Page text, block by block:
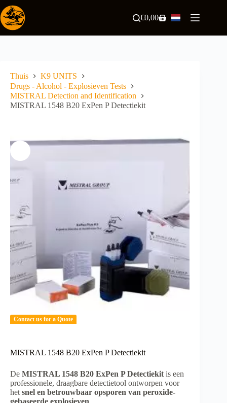
naar
de
inhoud
Winkelwagen
€0,00
Thuis
K9 UNITS
Drugs - Alcohol - Explosieven Tests
MISTRAL Detection and Identification
MISTRAL 1548 B20 ExPen P Detectiekit
Contact us for a Quote
MISTRAL 1548 B20 ExPen P Detectiekit
De MISTRAL 1548 B20 ExPen P Detectiekit is een
professionele, draagbare detectietool ontworpen voor
het snel en betrouwbaar opsporen van peroxide-
gebaseerde explosieven.